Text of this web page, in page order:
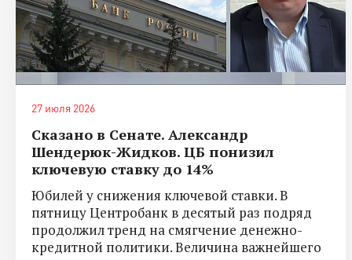
27 июля 2026
Сказано в Сенате. Александр
Шендерюк-Жидков. ЦБ понизил
ключевую ставку до 14%
Юбилей у снижения ключевой ставки. В
пятницу Центробанк в десятый раз подряд
продолжил тренд на смягчение денежно-
кредитной политики. Величина важнейшего